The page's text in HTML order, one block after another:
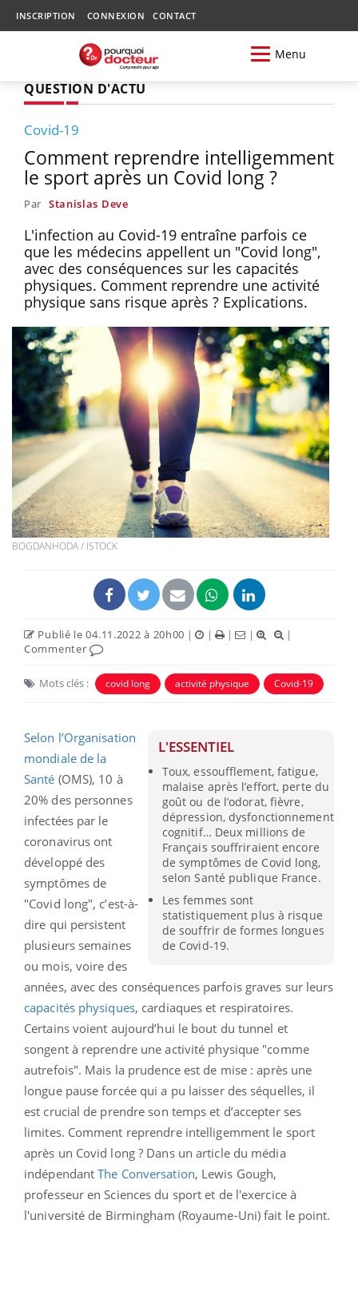
INSCRIPTION CONNEXION CONTACT
Menu
QUESTION D'ACTU
Covid-19
Comment reprendre intelligemment
le sport après un Covid long ?
Par Stanislas Deve
L'infection au Covid-19 entraîne parfois ce
que les médecins appellent un "Covid long",
avec des conséquences sur les capacités
physiques. Comment reprendre une activité
physique sans risque après ? Explications.
BOGDANHODA / ISTOCK
Publié le 04.11.2022 à 20h00 | | | |
|
Commenter
Mots clés : covid long activité physique Covid-19
L'ESSENTIEL
Toux, essoufflement, fatigue,
malaise après l’effort, perte du
goût ou de l’odorat, fièvre,
dépression, dysfonctionnement
cognitif… Deux millions de
Français souffriraient encore
de symptômes de Covid long,
selon Santé publique France.
Les femmes sont
statistiquement plus à risque
de souffrir de formes longues
de Covid-19.
Selon l’Organisation
mondiale de la
Santé (OMS), 10 à
20% des personnes
infectées par le
coronavirus ont
développé des
symptômes de
"Covid long", c’est-à-
dire qui persistent
plusieurs semaines
ou mois, voire des
années, avec des conséquences parfois graves sur leurs
capacités physiques, cardiaques et respiratoires.
Certains voient aujourd’hui le bout du tunnel et
songent à reprendre une activité physique "comme
autrefois". Mais la prudence est de mise : après une
longue pause forcée qui a pu laisser des séquelles, il
est crucial de prendre son temps et d’accepter ses
limites. Comment reprendre intelligemment le sport
après un Covid long ? Dans un article du média
indépendantThe Conversation, Lewis Gough,
professeur en Sciences du sport et de l'exercice à
l'université de Birmingham (Royaume-Uni) fait le point.